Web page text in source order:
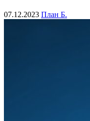
07.12.2023 План Б.